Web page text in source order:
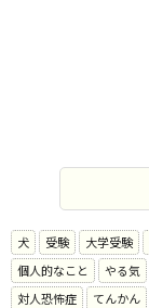
犬 受験 大学受験
個人的なこと
やる気
対人恐怖症
てんかん